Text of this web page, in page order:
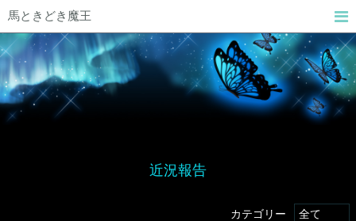
馬ときどき魔王
近況報告
カテゴリー